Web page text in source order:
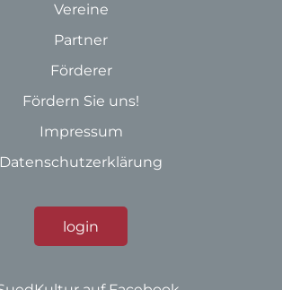
Vereine
Partner
Förderer
Fördern Sie uns!
Impressum
Datenschutzerklärung
login